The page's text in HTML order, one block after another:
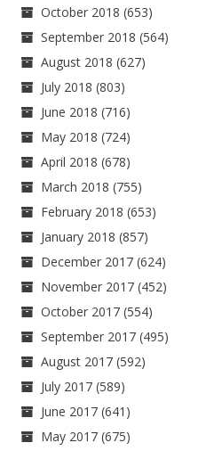
October 2018 (653)
September 2018 (564)
August 2018 (627)
July 2018 (803)
June 2018 (716)
May 2018 (724)
April 2018 (678)
March 2018 (755)
February 2018 (653)
January 2018 (857)
December 2017 (624)
November 2017 (452)
October 2017 (554)
September 2017 (495)
August 2017 (592)
July 2017 (589)
June 2017 (641)
May 2017 (675)